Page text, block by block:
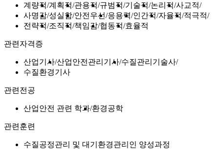
계량적 계획적 관용적 규범적 기술적 논리적 사교적
사명감 성실함 안전우선 응용력 인간적 자율적 적극적
전략적 조직적 책임감 협동적 효율적
관련자격증
산업기사 산업안전관리기사 수질관리기술사
수질환경기사
관련전공
산업안전 관련 학과 환경공학
관련훈련
수질공정관리 및 대기환경관리인 양성과정